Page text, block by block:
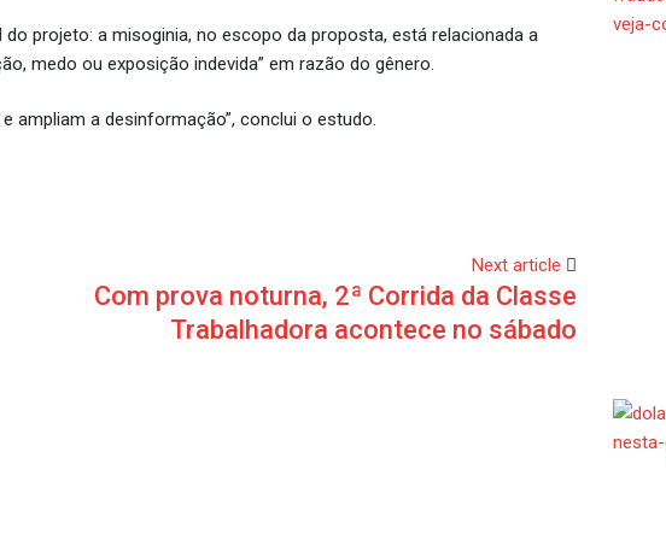
projeto: a misoginia, no escopo da proposta, está relacionada a
medo ou exposição indevida” em razão do gênero.
ampliam a desinformação”, conclui o estudo.
Next article
Com prova noturna, 2ª Corrida da Classe
Trabalhadora acontece no sábado